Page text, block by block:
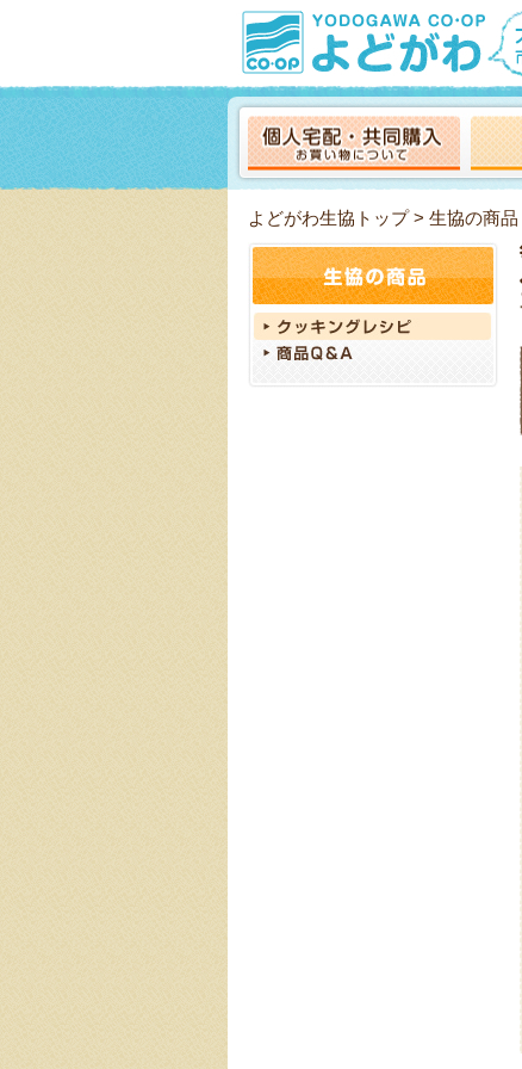
よどがわ生協トップ> 生協の商品